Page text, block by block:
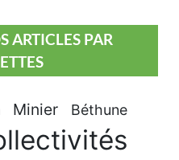
ARTICLES PAR
Minier Béthune